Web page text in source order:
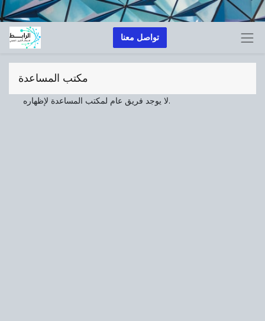
تواصل معنا
مكتب المساعدة
لا يوجد فريق عام لمكتب المساعدة لإظهاره.